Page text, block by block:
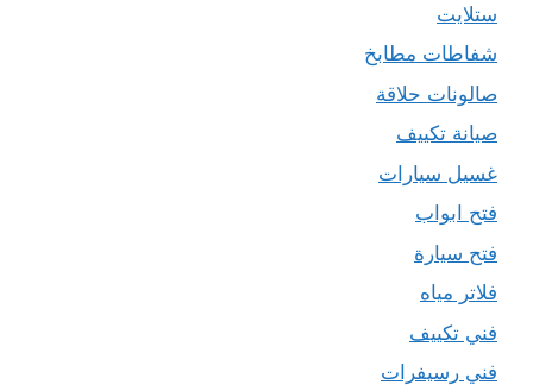
ستلايت
شفاطات مطابخ
صالونات حلاقة
صيانة تكييف
غسيل سيارات
فتح ابواب
فتح سيارة
فلاتر مياه
فني تكييف
فني رسيفرات